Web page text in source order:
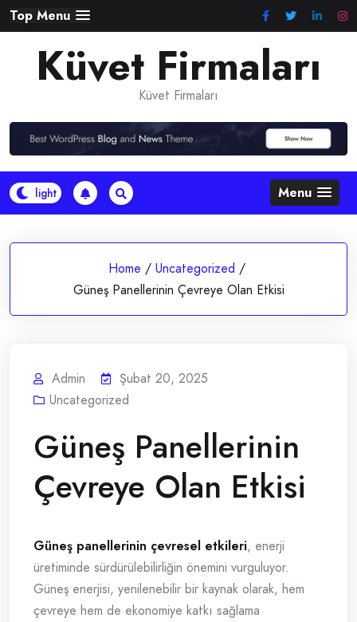
Skip
to
content
Top Menu
Küvet Firmaları
Küvet Firmaları
Menu
Home / Uncategorized /
Güneş Panellerinin Çevreye Olan Etkisi
Admin
Şubat 20, 2025
Uncategorized
Güneş Panellerinin
Çevreye Olan Etkisi
Güneş panellerinin çevresel etkileri, enerji
üretiminde sürdürülebilirliğin önemini vurguluyor.
Güneş enerjisi, yenilenebilir bir kaynak olarak, hem
çevreye hem de ekonomiye katkı sağlama